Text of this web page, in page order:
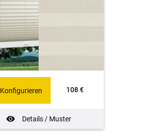
108 €
Details / Muster
Konfigurieren